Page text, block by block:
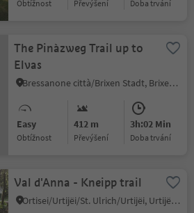
Obtížnost Převýšení doba trvání
The Pinàzweg Trail up to
Elvas
Bressanone città/Brixen Stadt, Brixen/Bressanone, Brixen/Bressanone and environs
Easy
Obtížnost
412 m
Převýšení
3h:02 Min
doba trvání
Val d'Anna - Kneipp trail
Ortisei/Urtijëi/St. Ulrich/Urtijëi, Urtijëi/Ortisei, Dolomites Region Val Gardena